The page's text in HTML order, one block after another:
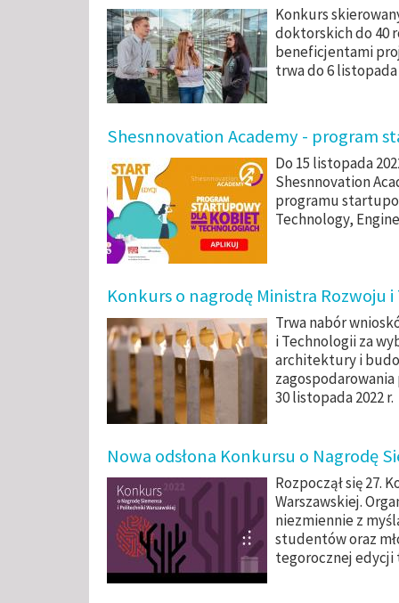
Konkurs
doktorskich do 40
beneficjentami
trwa do6 listopada
Shesnnovation Academy - program
Do 15 listopada
Shesnnovation
programu
Technology,
Konkurs o nagrodę Ministra Rozwoju
Trwa nabór
i Technologii za
architektury i
zagospodarowania
30 listopada 2022 r.
Nowa odsłona Konkursu o Nagrodę
Rozpoczął się 27.
Warszawskiej.
niezmiennie z
studentów oraz
tegorocznej edycji